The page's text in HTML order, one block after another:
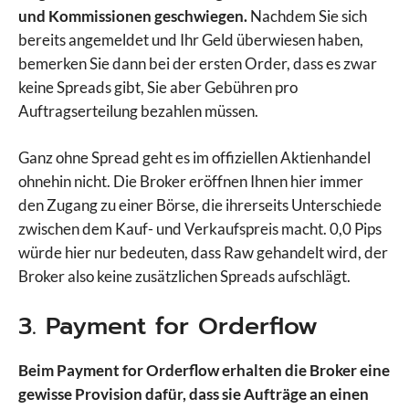
und Kommissionen geschwiegen.Nachdem Sie sich
bereits angemeldet und Ihr Geld überwiesen haben,
bemerken Sie dann bei der ersten Order, dass es zwar
keine Spreads gibt, Sie aber Gebühren pro
Auftragserteilung bezahlen müssen.
Ganz ohne Spread geht es im offiziellen Aktienhandel
ohnehin nicht. Die Broker eröffnen Ihnen hier immer
den Zugang zu einer Börse, die ihrerseits Unterschiede
zwischen dem Kauf- und Verkaufspreis macht. 0,0 Pips
würde hier nur bedeuten, dass Raw gehandelt wird, der
Broker also keine zusätzlichen Spreads aufschlägt.
3. Payment for Orderflow
Beim Payment for Orderflow erhalten die Broker eine
gewisse Provision dafür, dass sie Aufträge an einen